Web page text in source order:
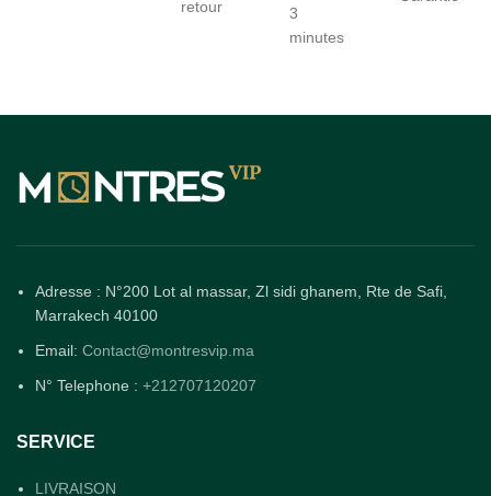
retour
3
minutes
Adresse : N°200 Lot al massar, Zl sidi ghanem, Rte de Safi,
Marrakech 40100
Email: Contact@montresvip.ma
N° Telephone : +212707120207
SERVICE
LIVRAISON